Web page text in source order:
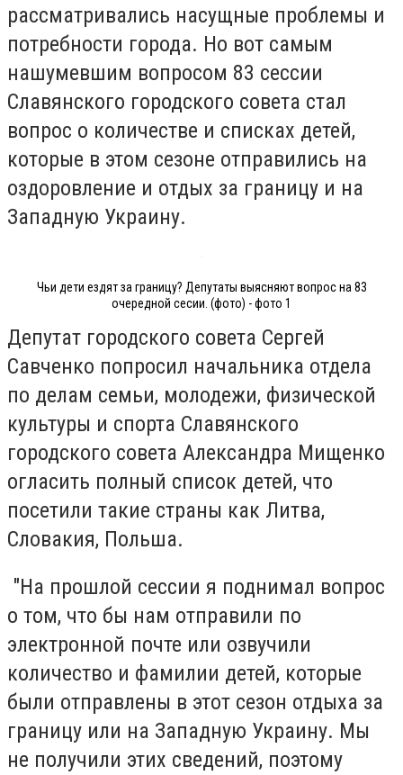
рассматривались насущные проблемы и
потребности города. Но вот самым
нашумевшим вопросом 83 сессии
Славянского городского совета стал
вопрос о количестве и списках детей,
которые в этом сезоне отправились на
оздоровление и отдых за границу и на
Западную Украину.
Чьи дети ездят за границу? Депутаты выясняют вопрос на 83
очередной сесии. (фото) - фото 1
Депутат городского совета Сергей
Савченко попросил начальника отдела
по делам семьи, молодежи, физической
культуры и спорта Славянского
городского совета Александра Мищенко
огласить полный список детей, что
посетили такие страны как Литва,
Словакия, Польша.
"На прошлой сессии я поднимал вопрос
о том, что бы нам отправили по
электронной почте или озвучили
количество и фамилии детей, которые
были отправлены в этот сезон отдыха за
границу или на Западную Украину. Мы
не получили этих сведений, поэтому